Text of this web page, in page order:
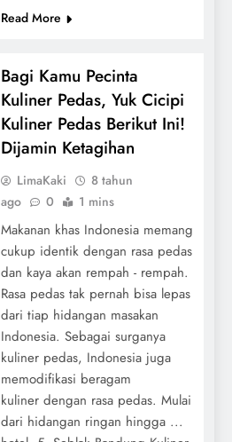
Read More
Bagi Kamu Pecinta
Kuliner Pedas, Yuk Cicipi
Kuliner Pedas Berikut Ini!
Dijamin Ketagihan
LimaKaki
8 tahun
ago
0 1 mins
Makanan khas Indonesia memang
cukup identik dengan rasa pedas
dan kaya akan rempah - rempah.
Rasa pedas tak pernah bisa lepas
dari tiap hidangan masakan
Indonesia. Sebagai surganya
kuliner pedas, Indonesia juga
memodifikasi beragam
kuliner dengan rasa pedas. Mulai
dari hidangan ringan hingga ...